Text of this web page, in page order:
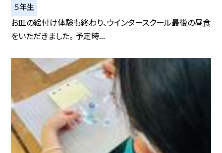
５年生
お皿の絵付け体験も終わり、ウインタースクール最後の昼食
をいただきました。 予定時...